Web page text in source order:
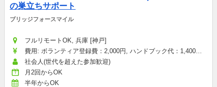
の巣立ちサポート
ブリッジフォースマイル
フルリモートOK, 兵庫 [神戸]
費用: ボランティア登録費：2,000円, ハンドブック代：1,400円,
研修参加費：2,000円, その他雑費：会場型のみ（お菓子・飲み
物代など）：1,500円
社会人(世代を超えた参加歓迎)
月2回からOK
半年からOK